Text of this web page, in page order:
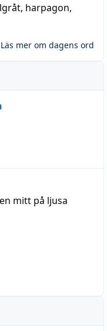
, harpagon,
Läs mer om dagens ord
mitt på ljusa